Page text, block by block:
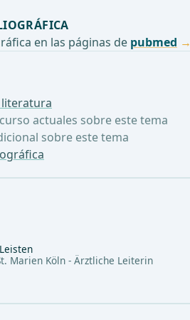
literatura
actuales sobre este tema
sobre este tema
Marien Köln - Ärztliche Leiterin
en las páginas de pubmed